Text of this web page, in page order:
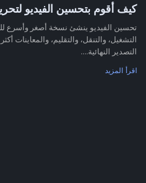
كيف أقوم بتحسين الفيديو
تحسين الفيديو ينشئ نسخة أصغر وأسرع
التشغيل، والتنقل، والتقليم، والمعاينات
التصدير النهائية....
اقرأ المزيد